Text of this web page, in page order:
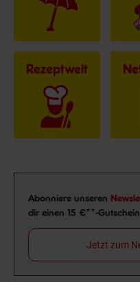
Rezeptwelt
Newsletter
Abonniere unseren
dir einen 15 €**-
Jetzt zum